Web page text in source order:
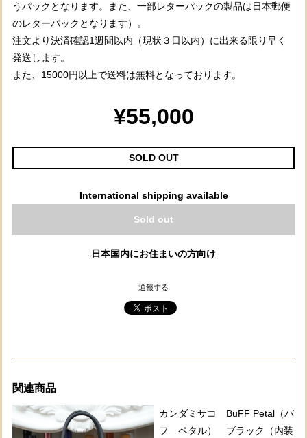
うパックとなります。また、一部レターパックの製品は日本郵便
のレターパックとなります）。
注文より決済確認1週間以内（現状３日以内）に出来る限り早く
発送します。
また、15000円以上で送料は無料となっております。
¥55,000
SOLD OUT
International shipping available
Sold out
日本国内にお住まいの方向け
通報する
関連商品
カンダミサコ BuFF Petal（バ
フ ペタル） ブラック（内装